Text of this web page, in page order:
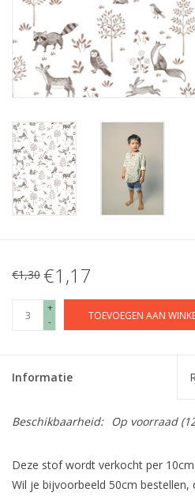
€1,30 €1,17
+
-
TOEVOEGEN AAN
Informatie
Beschikbaarheid: Op voorraad
Deze stof wordt verkocht per 10cm.
Wil je bijvoorbeeld 50cm bestellen,